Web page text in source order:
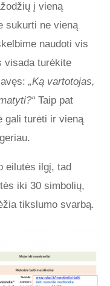
į vieną
sukurti ne vieną
naudoti vis
visada turėkite
„Ką vartotojas,
Taip pat
gali turėti ir vieną
eilutės ilgį, tad
iki 30 simbolių,
tikslumo svarbą.